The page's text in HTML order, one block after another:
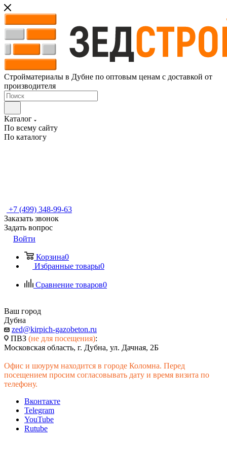
Стройматериалы в Дубне по оптовым ценам с доставкой от
производителя
Каталог
По всему сайту
По каталогу
+7 (499) 348-99-63
Заказать звонок
Задать вопрос
Войти
Корзина0
Избранные товары0
Сравнение товаров0
Ваш город
Дубна
zed@kirpich-gazobeton.ru
ПВЗ (не для посещения):
Московская область, г. Дубна, ул. Дачная, 2Б
Офис и шоурум находится в городе Коломна. Перед
посещением просим согласовывать дату и время визита по
телефону.
Вконтакте
Telegram
YouTube
Rutube